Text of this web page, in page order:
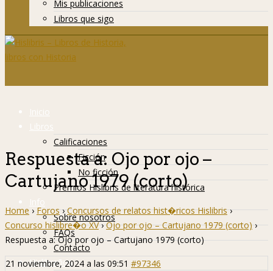
Mis publicaciones
Libros que sigo
Inicio
Libros
Calificaciones
Ficción
No ficción
Premios Hislibris de literatura histórica
Info
Sobre nosotros
FAQs
Contacto
Hislibreños
Respuesta a: Ojo por ojo –
Cartujano 1979 (corto)
Home › Foros › Concursos de relatos hist�ricos Hislibris ›
Concurso hislibre�o XV › Ojo por ojo – Cartujano 1979 (corto) ›
Respuesta a: Ojo por ojo – Cartujano 1979 (corto)
21 noviembre, 2024 a las 09:51 #97346